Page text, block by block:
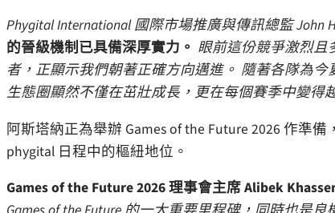
Phygital International 國際市場推廣與傳訊總監 John
的晉級機制已具備深厚實力。 眼前這份競爭激烈且
者，正顯示我們朝著正確方向邁進。 隨著各隊為今
生態圈顯然不僅在茁壯成長，更在每個賽季中變得
阿斯塔納正為舉辦 Games of the Future 2026 作準
phygital 日程中的樞紐地位。
Games of the Future 2026 理事會主席 Alibek